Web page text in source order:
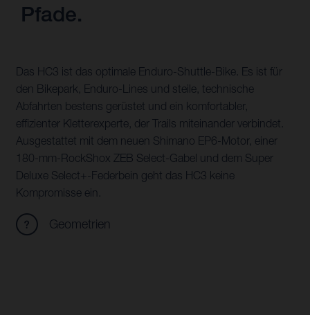
Pfade.
Das HC3 ist das optimale Enduro-Shuttle-Bike. Es ist für
den Bikepark, Enduro-Lines und steile, technische
Abfahrten bestens gerüstet und ein komfortabler,
effizienter Kletterexperte, der Trails miteinander verbindet.
Ausgestattet mit dem neuen Shimano EP6-Motor, einer
180-mm-RockShox ZEB Select-Gabel und dem Super
Deluxe Select+-Federbein geht das HC3 keine
Kompromisse ein.
Geometrien